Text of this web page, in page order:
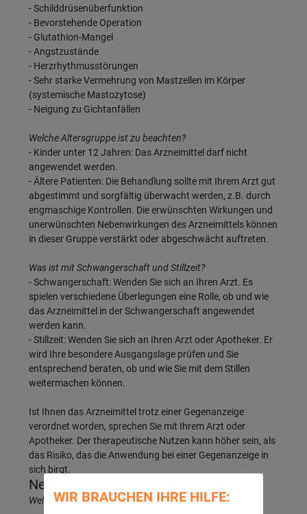
WIR BRAUCHEN IHRE HILFE:
- Schilddrüsenüberfunktion
- Bevorstehende Operation
- Glutathion-Mangel
- Angstzustände
- Herzrhythmusstörungen
- Sehr starke Vermehrung von Mastzellen im Körper
(systemische Mastozytose)
- Neigung zu Gichtanfällen
Welche Altersgruppe ist zu beachten?
- Kinder unter 12 Jahren: Das Arzneimittel darf nicht
angewendet werden.
- Ältere Patienten: Die Behandlung sollte mit Ihrem Arzt gut
abgestimmt und sorgfältig überwacht werden, z.B. durch
engmaschige Kontrollen. Die erwünschten Wirkungen und
unerwünschten Nebenwirkungen des Arzneimittels können
in dieser Gruppe verstärkt oder abgeschwächt auftreten.
Was ist mit Schwangerschaft und Stillzeit?
- Schwangerschaft: Wenden Sie sich an Ihren Arzt. Es
spielen verschiedene Überlegungen eine Rolle, ob und wie
das Arzneimittel in der Schwangerschaft angewendet
werden kann.
- Stillzeit: Wenden Sie sich an Ihren Arzt oder Apotheker. Er
wird Ihre besondere Ausgangslage prüfen und Sie
entsprechend beraten, ob und wie Sie mit dem Stillen
weitermachen können.
Ist Ihnen das Arzneimittel trotz einer Gegenanzeige
verordnet worden, sprechen Sie mit Ihrem Arzt oder
Apotheker. Der therapeutische Nutzen kann höher sein, als
das Risiko, das die Anwendung bei einer Gegenanzeige in
sich birgt.
Nebenwirkungen
Welche unerwünschten Wirkungen können auftreten?